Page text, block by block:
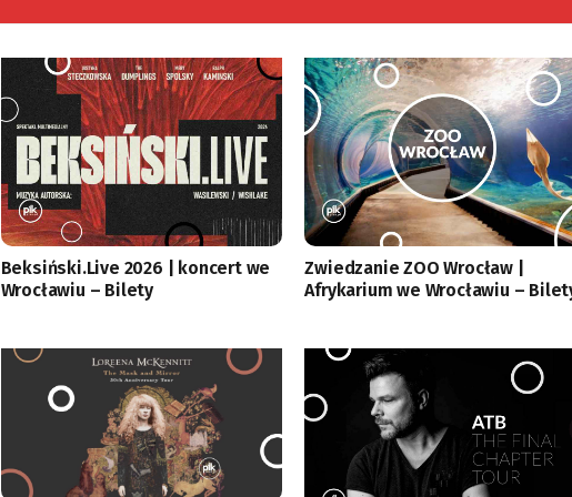
Beksiński.Live 2026 | koncert we
Wrocławiu – Bilety
Zwiedzanie ZOO Wrocław |
Afrykarium we Wrocławiu –